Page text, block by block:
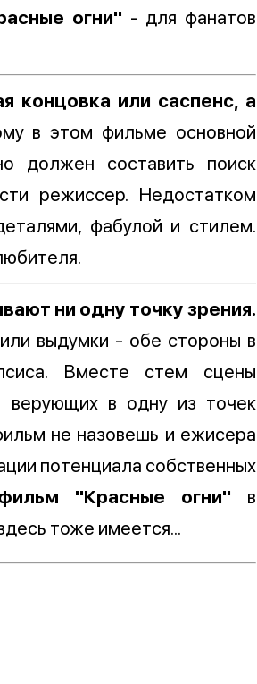
огни" - для фанатов
концовка или саспенс, а
в этом фильме основной
должен составить поиск
режиссер. Недостатком
фабулой и стилем.
ни одну точку зрения.
выдумки - обе стороны в
Вместе стем сцены
верующих в одну из точек
не назовешь и ежисера
потенциала собственных
"Красные огни" в
тоже имеется...